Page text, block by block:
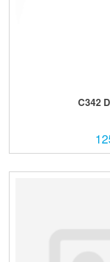
C342